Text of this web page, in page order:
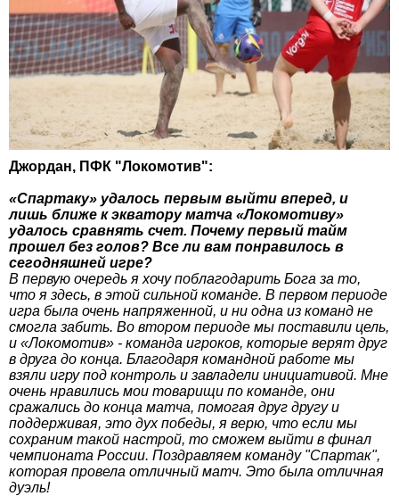
Джордан, ПФК "Локомотив":
«Спартаку» удалось первым выйти вперед, и
лишь ближе к экватору матча «Локомотиву»
удалось сравнять счет. Почему первый тайм
прошел без голов? Все ли вам понравилось в
сегодняшней игре?
В первую очередь я хочу поблагодарить Бога за то,
что я здесь, в этой сильной команде. В первом периоде
игра была очень напряженной, и ни одна из команд не
смогла забить. Во втором периоде мы поставили цель,
и «Локомотив» - команда игроков, которые верят друг
в друга до конца. Благодаря командной работе мы
взяли игру под контроль и завладели инициативой. Мне
очень нравились мои товарищи по команде, они
сражались до конца матча, помогая друг другу и
поддерживая, это дух победы, я верю, что если мы
сохраним такой настрой, то сможем выйти в финал
чемпионата России. Поздравляем команду "Спартак",
которая провела отличный матч. Это была отличная
дуэль!